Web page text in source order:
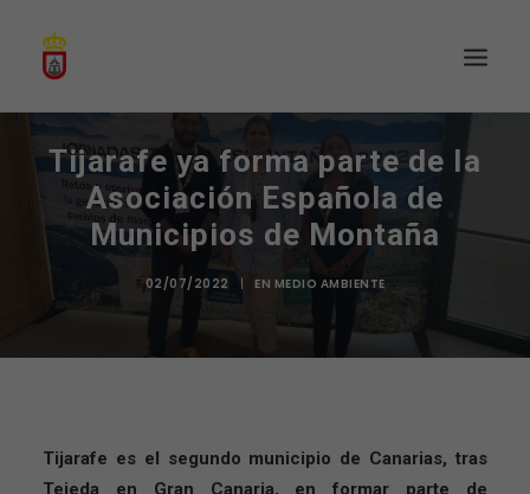
Tijarafe ya forma parte de la
Asociación Española de
Municipios de Montaña
02/07/2022 | EN MEDIO AMBIENTE
Tijarafe es el segundo municipio de Canarias, tras
Tejeda en Gran Canaria, en formar parte de